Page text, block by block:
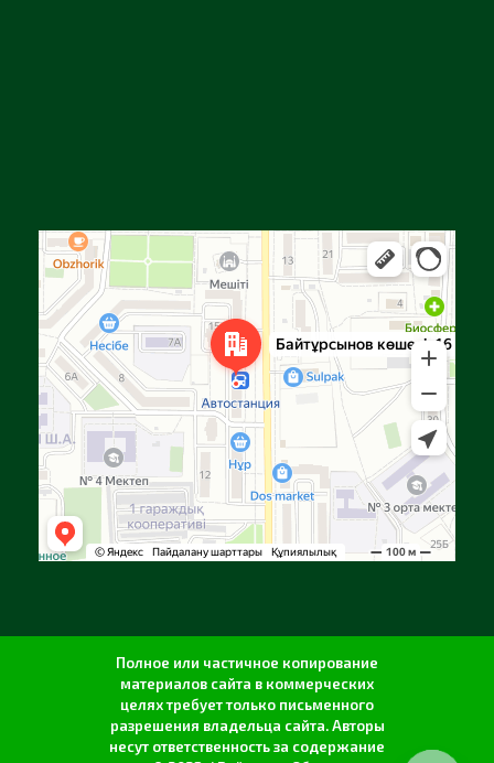
Улица Байтурсынова, 16 — Яндекс Карты
Полное или частичное копирование
материалов сайта в коммерческих
целях требует только письменного
разрешения владельца сайта. Авторы
несут ответственность за содержание